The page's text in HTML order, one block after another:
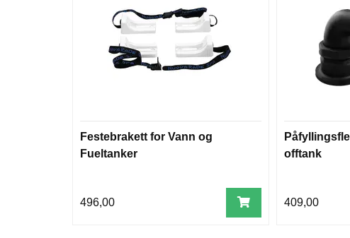
Festebrakett for Vann og
Fueltanker
496,00
offtank
409,00